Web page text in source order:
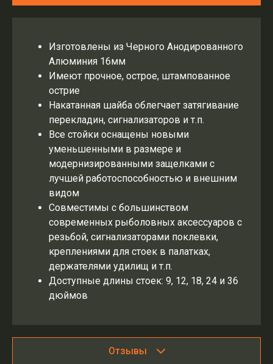
Изготовлены из Черного Анодированного
Алюминия 16мм
Имеют прочное, острое, штампованное
острие
Накатанная шайба облегчает затягивание
перекладин, сигнализаторов и т.п.
Все стойки оснащены новыми
уменьшенными в размере и
модернизированными защелками с
лучшей работоспособностью и внешним
видом
Совместимы с большинством
современных рыболовных аксессуаров с
резьбой, сигнализаторами поклевки,
креплениями для стоек в палатках,
держателями удилищ и т.п.
Доступные длины стоек: 9, 12, 18, 24 и 36
дюймов
Отзывы